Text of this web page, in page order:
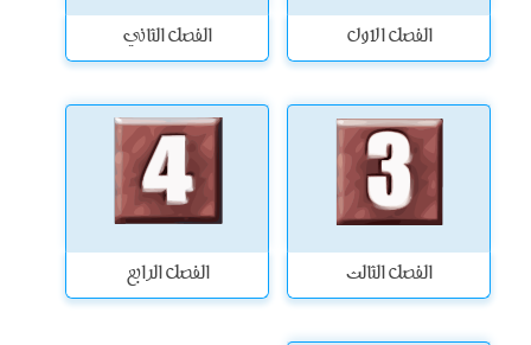
الفصل الاول الفصل الثاني
الفصل الثالث الفصل الرابع